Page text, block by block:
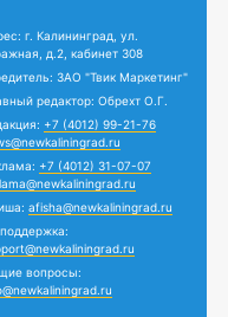
г. Калининград, ул.
д.2, кабинет 308
ЗАО "Твик Маркетинг"
редактор: Обрехт О.Г.
+7 (4012) 99-21-76
+7 (4012) 31-07-07
afisha@newkaliningrad.ru
вопросы: